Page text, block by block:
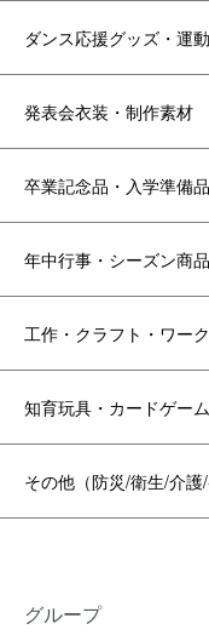
ダンス応援グッズ・運
発表会衣装・制作素材
卒業記念品・入学準備品
年中行事・シーズン商品
工作・クラフト・ワー
知育玩具・カードゲー
その他（防災/衛生/介護
グループ